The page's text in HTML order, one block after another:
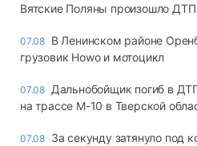
Вятские Поляны произошло ДТП
07.08 В Ленинском районе
грузовик Howo и мотоцикл
07.08 Дальнобойщик погиб в
на трассе М-10 в Тверской
07.08 За секунду затянуло под